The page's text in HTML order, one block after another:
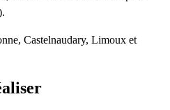
Castelnaudary, Limoux et